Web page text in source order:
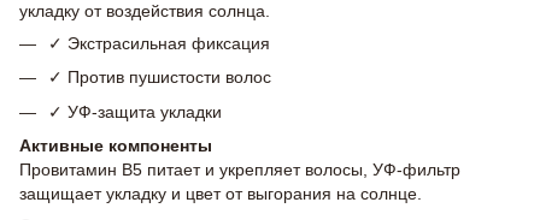
укладку от воздействия солнца.
✓ Экстрасильная фиксация
✓ Против пушистости волос
✓ УФ-защита укладки
Активные компоненты
Провитамин B5 питает и укрепляет волосы, УФ-фильтр
защищает укладку и цвет от выгорания на солнце.